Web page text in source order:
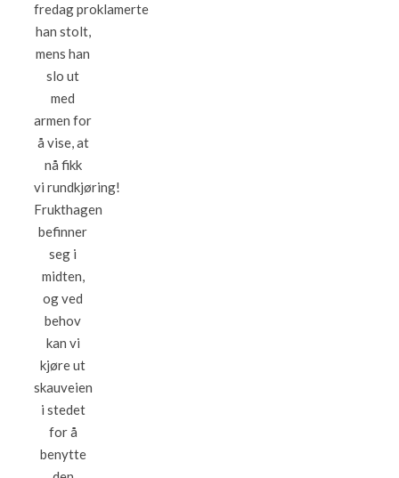
fredag proklamerte
han stolt,
mens han
slo ut
med
armen for
å vise, at
nå fikk
vi rundkjøring!
Frukthagen
befinner
seg i
midten,
og ved
behov
kan vi
kjøre ut
skauveien
i stedet
for å
benytte